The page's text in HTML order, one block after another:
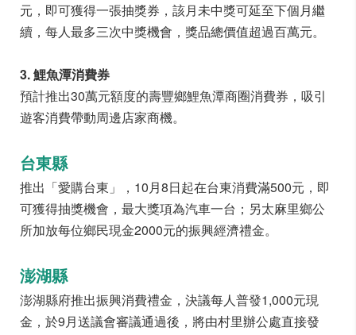
元，即可獲得一張抽獎券，該月未中獎可延至下個月繼
續，每人最多三次中獎機會，獎品總價值超過百萬元。
3. 鯉魚潭消費券
預計推出30萬元額度的壽豐鄉鯉魚潭商圈消費券，吸引
遊客消費帶動周邊店家商機。
台東縣
推出「愛購台東」，10月8日起在台東消費滿500元，即
可獲得抽獎機會，最大獎項為汽車一台；另太麻里鄉公
所加放每位鄉民現金2000元的振興經濟禮金。
澎湖縣
澎湖縣府推出振興消費禮金，決議每人普發1,000元現
金，於9月送議會審議通過後，將由村里辦公處直接發